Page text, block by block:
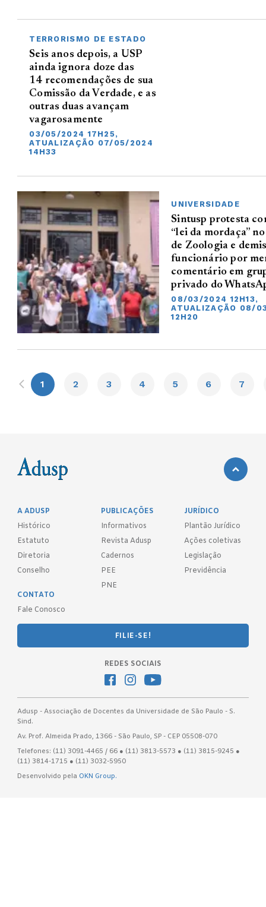
TERRORISMO DE ESTADO
Seis anos depois, a USP
ainda ignora doze das
14 recomendações de sua
Comissão da Verdade, e as
outras duas avançam
vagarosamente
03/05/2024 17H25,
ATUALIZAÇÃO 07/05/2024
14H33
UNIVERSIDADE
Sintusp protesta
“lei da mordaça”
de Zoologia e
funcionário por
comentário em
privado do
08/03/2024 12H13,
ATUALIZAÇÃO 08/
12H20
1 2 3 4 5 6 7
A ADUSP
Histórico
Estatuto
Diretoria
Conselho
PUBLICAÇÕES
Informativos
Revista Adusp
Cadernos
PEE
PNE
JURÍDICO
Plantão Jurídico
Ações coletivas
Legislação
Previdência
CONTATO
Fale Conosco
FILIE-SE!
REDES SOCIAIS
Adusp - Associação de Docentes da Universidade de São Paulo - S.
Sind.
Av. Prof. Almeida Prado, 1366 - São Paulo, SP - CEP 05508-070
Telefones: (11) 3091-4465 / 66 ● (11) 3813-5573 ● (11) 3815-9245 ●
(11) 3814-1715 ● (11) 3032-5950
Desenvolvido pela OKN Group.